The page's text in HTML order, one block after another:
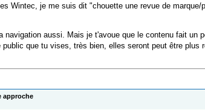
Wintec, je me suis dit "chouette une revue de
navigation aussi. Mais je t'avoue que le contenu fait un
que tu vises, très bien, elles seront peut être plus
approche